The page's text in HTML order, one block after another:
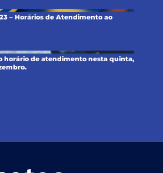
– Horários de Atendimento ao
horário de atendimento nesta quinta,